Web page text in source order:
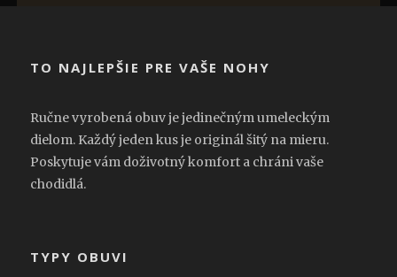
TO NAJLEPŠIE PRE VAŠE NOHY
Ručne vyrobená obuv je jedinečným umeleckým
dielom. Každý jeden kus je originál šitý na mieru.
Poskytuje vám doživotný komfort a chráni vaše
chodidlá.
TYPY OBUVI